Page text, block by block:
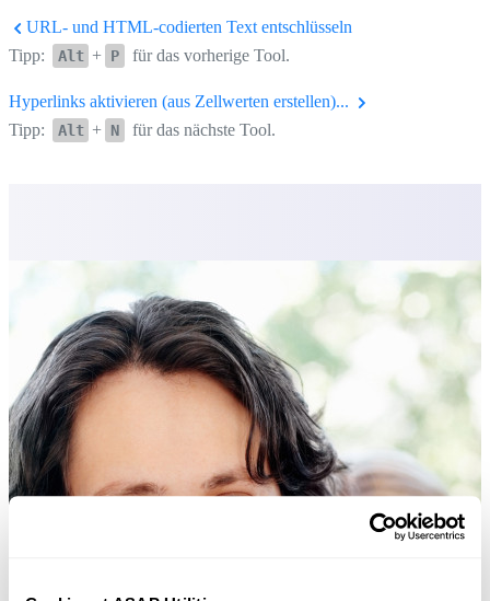
URL- und HTML-codierten Text entschlüsseln
Tipp:
Alt + P für das vorherige Tool.
Hyperlinks aktivieren (aus Zellwerten erstellen)...
Tipp:
Alt + N für das nächste Tool.